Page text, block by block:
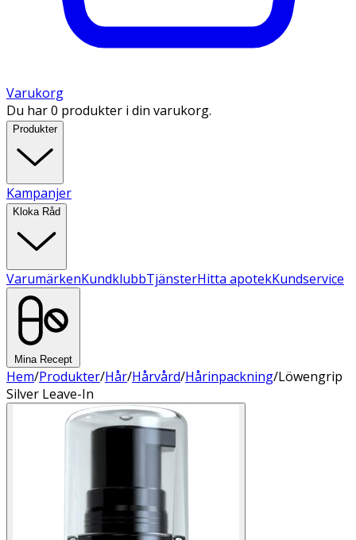
Varukorg
Du har 0 produkter i din varukorg.
Produkter
Kampanjer
Kloka Råd
VarumärkenKundklubbTjänsterHitta apotekKundservice
Mina Recept
Hem/Produkter/Hår/Hårvård/Hårinpackning/Löwengrip
Silver Leave-In